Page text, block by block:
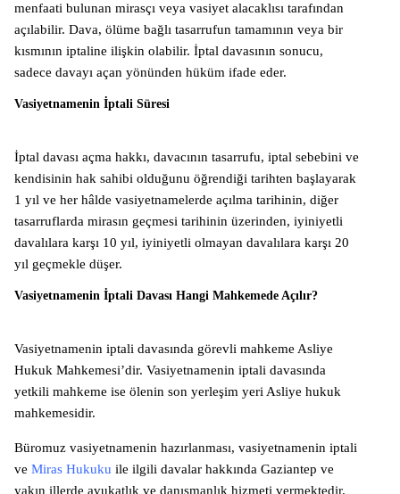
menfaati bulunan mirasçı veya vasiyet alacaklısı tarafından
açılabilir. Dava, ölüme bağlı tasarrufun tamamının veya bir
kısmının iptaline ilişkin olabilir. İptal davasının sonucu,
sadece davayı açan yönünden hüküm ifade eder.
Vasiyetnamenin İptali Süresi
İptal davası açma hakkı, davacının tasarrufu, iptal sebebini ve
kendisinin hak sahibi olduğunu öğrendiği tarihten başlayarak
1 yıl ve her hâlde vasiyetnamelerde açılma tarihinin, diğer
tasarruflarda mirasın geçmesi tarihinin üzerinden, iyiniyetli
davalılara karşı 10 yıl, iyiniyetli olmayan davalılara karşı 20
yıl geçmekle düşer.
Vasiyetnamenin İptali Davası Hangi Mahkemede Açılır?
Vasiyetnamenin iptali davasında görevli mahkeme Asliye
Hukuk Mahkemesi’dir. Vasiyetnamenin iptali davasında
yetkili mahkeme ise ölenin son yerleşim yeri Asliye hukuk
mahkemesidir.
Büromuz vasiyetnamenin hazırlanması, vasiyetnamenin iptali
ve Miras Hukuku ile ilgili davalar hakkında Gaziantep ve
yakın illerde avukatlık ve danışmanlık hizmeti vermektedir.